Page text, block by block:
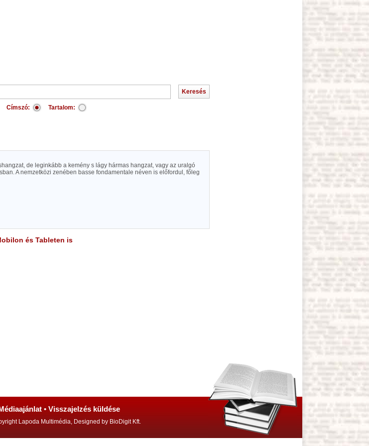
Címszó: Tartalom:
de leginkább a kemény s lágy hármas hangzat, vagy az uralgó
A nemzetközi zenében basse fondamentale néven is előfordul, főleg
és Tableten is
• Visszajelzés küldése
Lapoda Multimédia, Designed by BioDigit Kft.